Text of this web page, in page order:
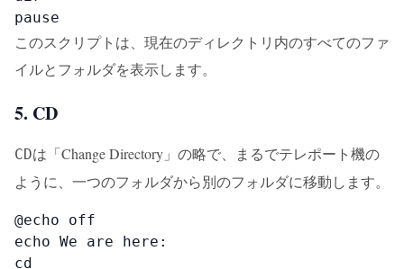
pause
このスクリプトは、現在のディレクトリ内のすべてのファ
イルとフォルダを表示します。
5. CD
CDは「Change Directory」の略で、まるでテレポート機の
ように、一つのフォルダから別のフォルダに移動します。
@echo off
echo We are here:
cd